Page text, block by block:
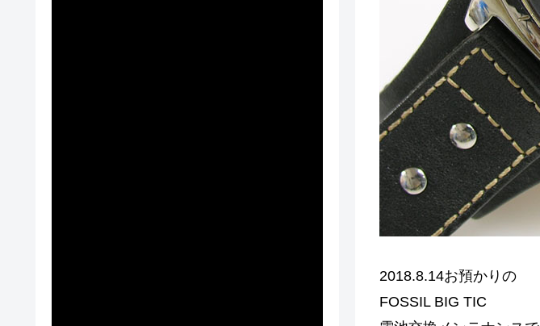
2018.8.14お預かりの
FOSSIL BIG TIC